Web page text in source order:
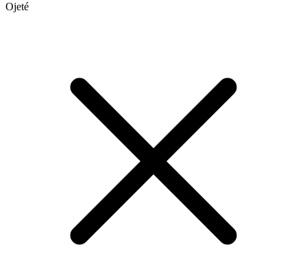
Ojeté